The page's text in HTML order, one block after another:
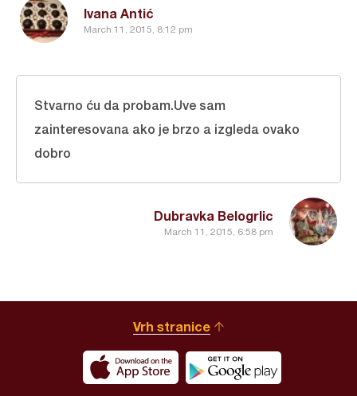
Ivana Antić
March 11, 2015, 8:12 pm
Dubravka Belogrlic
March 11, 2015, 6:58 pm
Stvarno ću da probam.Uve sam
zainteresovana ako je brzo a izgleda ovako
dobro
Vrh stranice